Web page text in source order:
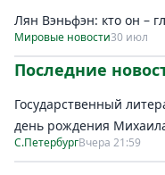
Лян Вэньфэн: кто он –
Мировые новости30 июл
Последние
Государственный
день рождения
С.ПетербургВчера 21:59